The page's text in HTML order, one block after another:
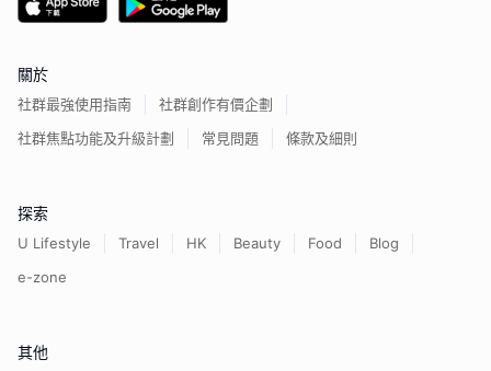
關於
社群最強使用指南
社群創作有價企劃
社群焦點功能及升級計劃
常見問題 條款及細則
探索
U Lifestyle Travel HK Beauty Food
Blog
e-zone
其他